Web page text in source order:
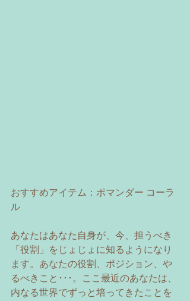
おすすめアイテム：ポマンダー コーラ
ル
あなたはあなた自身が、今、担うべき
「役割」をじょじょに知るようになり
ます。あなたの役割、ポジション、や
るべきこと･･･。ここ最近のあなたは、
内なる世界でずっと培ってきたことを